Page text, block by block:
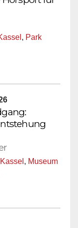
, Park
Kassel , Museum